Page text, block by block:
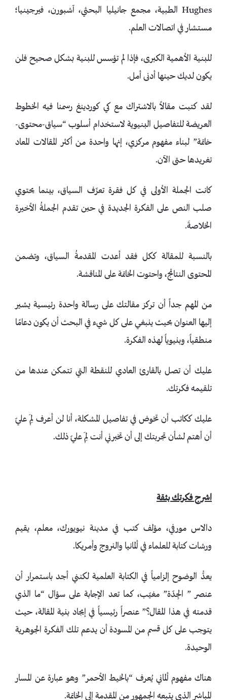
Hughes الطبية، مجمع جانيليا البحثي، آشبورن، فيرجينيا؛
مستشار في اتصالات العلم.
للبنية الأهمية الكبرى، فإذا لم تؤسس للبنية بشكل صحيح فلن
يكون لديك حينها أدنى أمل.
لقد كتبت مقالاً بالاشتراك مع كي كوردينغ رسمنا فيه الخطوط
العريضة للتفاصيل البنيوية لاستخدام أسلوب “سياق-محتوى-
خاتمة” لبناء مفهوم مركزي، إنها واحدة من أكثر المقالات المعاد
تغريدها حتى الآن.
كانت الجملة الأولى في كل فقرة تعرِّف السياق، بينما يحتوي
صلب النص على الفكرة الجديدة في حين تقدم الجملةُ الأخيرة
الخلاصةَ.
بالنسبة للمقالة ككل فقد أعدت المقدمةُ السياق، وتضمن
المحتوى النتائج، واحتوت الخاتمة على المناقشة.
من المهم جداً أن تركز مقالتك على رسالة واحدة رئيسية يشير
إليها العنوان بحيث ينبغي على كل شيء في البحث أن يكون دعامًا
منطقياً، وبنيوياً لهذه الفكرة.
عليك أن تصل بالقارئ العادي للنقطة التي تتمكن عندها من
تلقيمه فكرتك.
عليك ككاتب أن تخوض في تفاصيل المشكلة، أنا لن أعرف لِمَ عليّ
أن أهتم لشأن تجربتك إلى أن تخبرني أنت لِمَ عليّ ذلك.
اشرح فكرتك بثقة
دالاس مورفي، مؤلف كتب في مدينة نيويورك، معلم، يقيم
ورشات كتابة للعلماء في ألمانيا والنروج وأمريكا.
يعدُّ الوضوح إلزامياً في الكتابة العلمية لكنني أجد باستمرار أن
عنصر ” الجِدّة” مغيّب، كما تعد الإجابة على سؤال “ما الذي
قدمته في هذا المقال؟” عنصراً رئيسياً في إيجاد بنية المقالة، حيث
يتوجب على كل قسم من المسودة أن يدعم تلك الفكرة الجوهرية
الوحيدة.
هناك مفهوم ألماني يُعرف “بالخيط الأحمر” وهو عبارة عن المسار
المباشر الذي يتبعه الجمهور من المقدمة إلى الخاتمة.